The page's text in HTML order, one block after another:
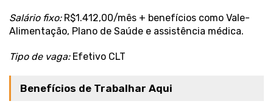
Salário fixo:R$1.412,00/mês + benefícios como Vale-
Alimentação, Plano de Saúde e assistência médica.
Tipo de vaga:Efetivo CLT
Benefícios de Trabalhar Aqui